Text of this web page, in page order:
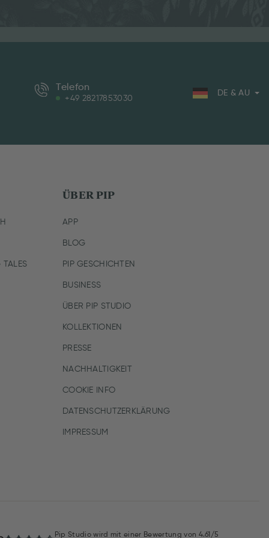
Telefon
+49 28217853030
DE & AU
ÜBER PIP
APP
BLOG
PIP GESCHICHTEN
BUSINESS
ÜBER PIP STUDIO
KOLLEKTIONEN
PRESSE
NACHHALTIGKEIT
COOKIE INFO
DATENSCHUTZERKLÄRUNG
IMPRESSUM
Pip Studio wird mit einer Bewertung von 4.61/5